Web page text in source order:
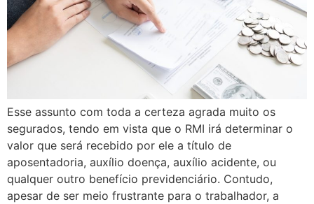
Esse assunto com toda a certeza agrada muito os
segurados, tendo em vista que o RMI irá determinar o
valor que será recebido por ele a título de
aposentadoria, auxílio doença, auxílio acidente, ou
qualquer outro benefício previdenciário. Contudo,
apesar de ser meio frustrante para o trabalhador, a